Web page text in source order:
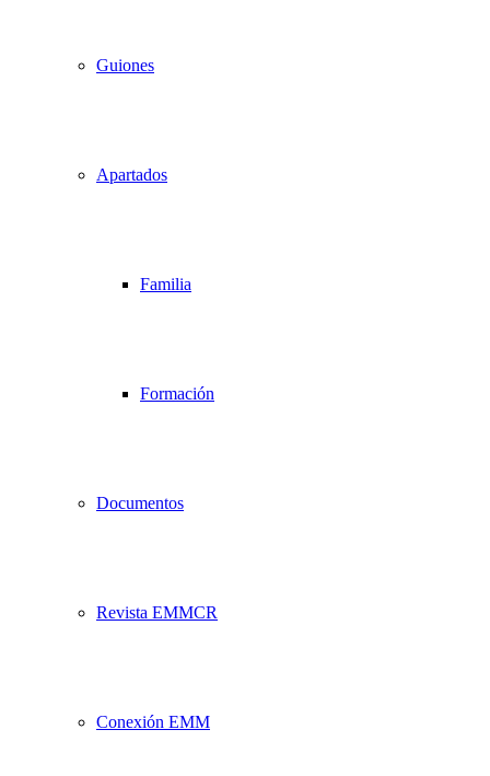
Guiones
Apartados
Familia
Formación
Documentos
Revista EMMCR
Conexión EMM